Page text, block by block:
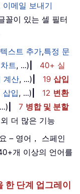
이메일 보내기
꼴이 있는 셀 필터
텍스트 추가,특정 문
트, ...)
40+ 실
계산, ...) 19 삽입
삽입, ...) 12 변환
7 병합 및 분할
더 많은 기능
– 영어， 스페인
개 이상의 언어를
단계 업그레이